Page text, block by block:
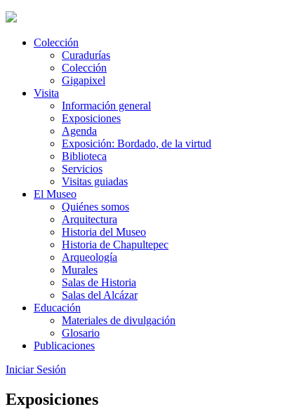
Colección
Curadurías
Colección
Gigapixel
Visita
Información general
Exposiciones
Agenda
Exposición: Bordado, de la virtud
Biblioteca
Servicios
Visitas guiadas
El Museo
Quiénes somos
Arquitectura
Historia del Museo
Historia de Chapultepec
Arqueología
Murales
Salas de Historia
Salas del Alcázar
Educación
Materiales de divulgación
Glosario
Publicaciones
Iniciar Sesión
Exposiciones